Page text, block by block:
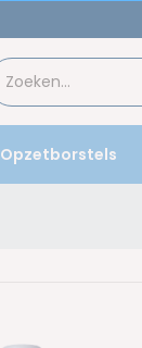
Opzetborstels